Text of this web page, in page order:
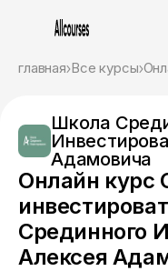
главная Все курсы
Школа
Адамовича
Онлайн курс
Срединного
Алексея
Привет! Я Ваш
курсы, которые
целям.
Пожалуйста,
чтобы начать.
Приступим?